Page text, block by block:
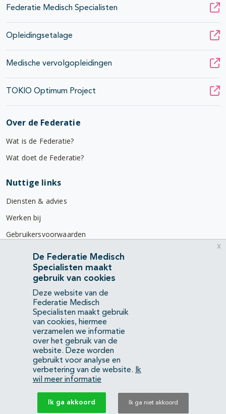
Federatie Medisch Specialisten
Opleidingsetalage
Medische vervolgopleidingen
TOKIO Optimum Project
Over de Federatie
Wat is de Federatie?
Wat doet de Federatie?
Nuttige links
Diensten & advies
Werken bij
Gebruikersvoorwaarden
Privacyverklaring
Contact
Mercatorlaan 1200
3528 BL Utrecht
(088) 505 34 34
info@richtlijnendatabase.nl
YouTubeLinkedIn
KvK Federatie Medisch Specialisten:40483480
De Federatie Medisch
Specialisten maakt
gebruik van cookies
Deze website van de
Federatie Medisch
Specialisten maakt gebruik
van cookies, hiermee
verzamelen we informatie
over het gebruik van de
website. Deze worden
gebruikt voor analyse en
verbetering van de website.
Ik
wil meer informatie
Ik ga akkoord Ik ga niet akkoord
x